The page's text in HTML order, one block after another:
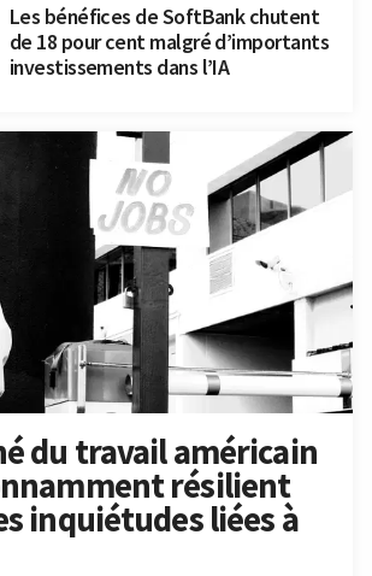
Les bénéfices de SoftBank chutent
de 18 pour cent malgré d’importants
investissements dans l’IA
du travail américain
résilient
inquiétudes liées à